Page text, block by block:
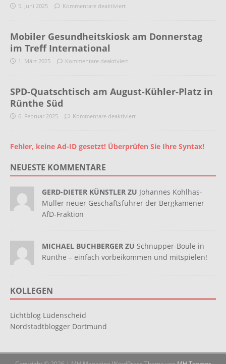
5. Juni 2025 Kommentare deaktiviert
Mobiler Gesundheitskiosk am Donnerstag
im Treff International
1. März 2025 Kommentare deaktiviert
SPD-Quatschtisch am August-Kühler-Platz in
Rünthe Süd
6. Februar 2025 Kommentare deaktiviert
Fehler, keine Ad-ID gesetzt! Überprüfen Sie Ihre Syntax!
NEUESTE KOMMENTARE
GERD-DIETER KÜNSTLER ZU Johannes Kohlhas-
Müller neuer Geschäftsführer der Bergkamener
AfD-Fraktion
MICHAEL BUCHBERGER ZU Schnupper-Boule in
Rünthe – einfach vorbeikommen und mitspielen!
KOLLEGEN
Lichtblog Lüdenscheid
Nordstadtblogger Dortmund